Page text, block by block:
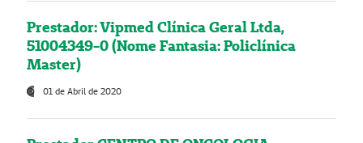
Prestador: Vipmed Clínica Geral Ltda,
51004349-0 (Nome Fantasia: Policlínica
Master)
01 de Abril de 2020